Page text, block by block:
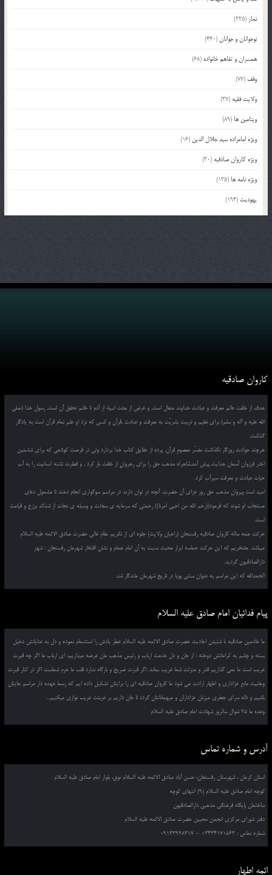
نماز (225)
نوجوانان و جوانان(440)
همسران و تفاهم خانواده (68)
وقف (77)
ولایت فقیه (37)
ویتامین ها (89)
ویژه امامزاده سید جلال الدین (16)
ویژه کاروان صادقیه (30)
ویژه نامه ها (135)
یهودیت (194)
کاروان صادقیه
هدف از خلقت عالم معرفت و عبادت خداوند متعال است, و غرض از بعثت انبیاء از آدم تا خاتم تحقق آن است, رسول خدا (صلی
الله علیه و آله و سلم) برای تعلیم و تربیت بشریّت به معرفت و عبادت ,قرآن و کسی که نزد او علم تمام قرآن است به یادگار
گذاشت.
هرچند حوادث روزگار نگذاشت مفسّر معصومِ قرآن, پرده از حقایق کتاب خدا بردارد ولی در فرصت کوتاهی که برای ششمین
اختر فرزوان آسمان هدایت پیش آمد,شاهراه مذهب حق را برای رهروانِ از خلقت باز کرد , و فطرت تشنه انسانیت را به آب
حیات عبادت و معرفت سیرآب کرد.
امید است پیروان مذهب حق روز عزای آن حضرت, آنچه در توان دارند در مراسم سوگواری انجام دهند تا مشمول دعای
مستجاب او شوند که فرمود((رحم الله من احیی امرنا)) رحمتی که سرمایه ی سعادت و وسیله ی نجات از شدائد برزخ و قیامت
است.
حرکت همه ساله کاروان صادقیه رفسنجان (راهیان ولایت) جلوه ای از تکریم مقام عالی حضرت صادق الائمه علیه السلام
میباشد. مفتخریم که این حرکت حماسه ابراز محبت نسبت به آن امام همام و نشان افتخار شهرمان رفسنجان ؛ شهر
دارالصادقیون گردید.
الحمدالله که این مراسم به عنوان سنتی پویا در تاریخ شهرمان ماندگار شد.
پیام فدائیان امام صادق علیه السلام
ما خادمین صادقیه با شنیدن احادیث حضرت صادق الائمه علیه السلام عطر یادش را استشمام نموده و دل به عنایاتش دخیل
بسته و چشم به کراماتش دوخته ؛ از جان و دل خدمت ارباب و رئیس مذهب مان عرضه میداریم، ای ارباب ما اگر چه قبرت
غریب است ما نمی گذاریم قدر و منزلت شما غریب بماند. اگر قبرت ضریح و بارگاه ندارد قلب ما حرم شماست اگر در کنار قبرت
وهابیت مانع عزاداری و اظهار ارادت می شود ما کاروان صادقیه ای را برایتان تشکیل داده ایم که رسما عهده دار مراسم هایتان
باشیم و ناله سرای جعفری میزبان عزاداران و میهمانانتان گردد تا جان داریم بر غربتت غریب نوازی میکنیم...
وعده ما 25 شوال سالروز شهادت امام صادق علیه السلام
آدرس و شماره تماس
استان کرمان ، شهرستان رفسنجان، حسن آباد صادق الائمه علیه السلام نوق، بلوار امام صادق علیه السلام
کوچه امام صادق علیه السلام (9) انتهای کوچه
ساختمان پایگاه فرهنگی مذهبی دارالصادقیون
دفتر شورای مرکزی انجمن محبین حضرت صادق الائمه علیه السلام
شماره تماس : 03434171563 – 09133928317
ائمه اطهار